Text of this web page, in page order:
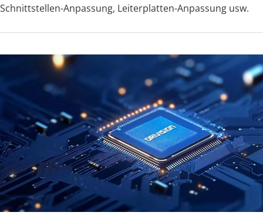
Schnittstellen-Anpassung, Leiterplatten-Anpassung usw.